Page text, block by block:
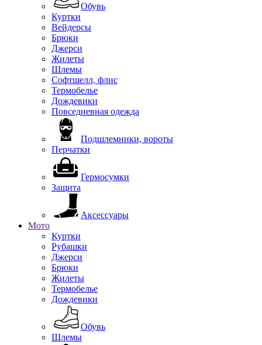
Обувь
Куртки
Вейдерсы
Брюки
Джерси
Жилеты
Шлемы
Софтшелл, флис
Термобелье
Дождевики
Повседневная одежда
Подшлемники, вороты
Перчатки
Гермосумки
Защита
Аксессуары
Мото
Куртки
Рубашки
Джерси
Брюки
Жилеты
Термобелье
Дождевики
Обувь
Шлемы